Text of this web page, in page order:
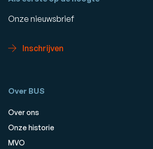
Onze nieuwsbrief
Inschrijven
Over BUS
Over ons
Onze historie
MVO